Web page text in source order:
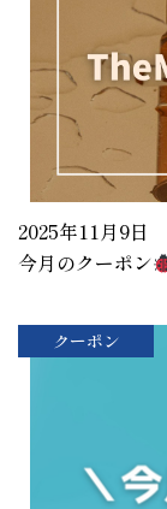
2025年11月9日
今月のクーポン
クーポン